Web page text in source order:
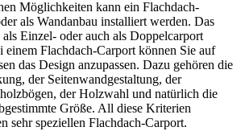
Möglichkeiten kann ein Flachdach-
als Wandanbau installiert werden. Das
Einzel- oder auch als Doppelcarport
einem Flachdach-Carport können Sie auf
das Design anzupassen. Dazu gehören die
der Seitenwandgestaltung, der
der Holzwahl und natürlich die
Größe. All diese Kriterien
sehr speziellen Flachdach-Carport.